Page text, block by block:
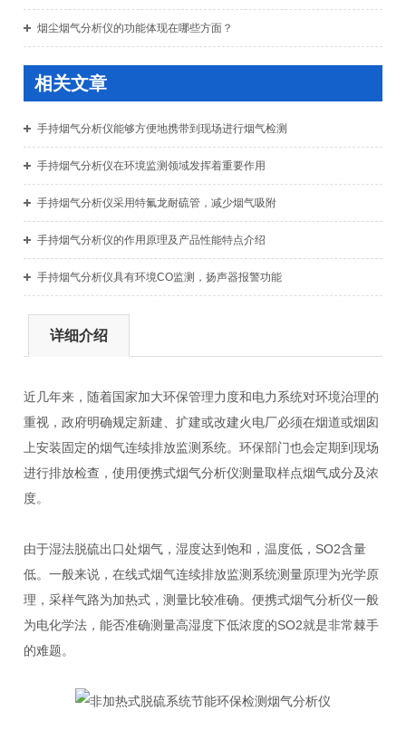
烟尘烟气分析仪的功能体现在哪些方面？
相关文章
手持烟气分析仪能够方便地携带到现场进行烟气检测
手持烟气分析仪在环境监测领域发挥着重要作用
手持烟气分析仪采用特氟龙耐硫管，减少烟气吸附
手持烟气分析仪的作用原理及产品性能特点介绍
手持烟气分析仪具有环境CO监测，扬声器报警功能
详细介绍
近几年来，随着国家加大环保管理力度和电力系统对环境治理的
重视，政府明确规定新建、扩建或改建火电厂必须在烟道或烟囱
上安装固定的烟气连续排放监测系统。环保部门也会定期到现场
进行排放检查，使用便携式烟气分析仪测量取样点烟气成分及浓
度。
由于湿法脱硫出口处烟气，湿度达到饱和，温度低， SO2含量
低。一般来说，在线式烟气连续排放监测系统测量原理为光学原
理，采样气路为加热式，测量比较准确。便携式烟气分析仪一般
为电化学法，能否准确测量高湿度下低浓度的SO2就是非常棘手
的难题。